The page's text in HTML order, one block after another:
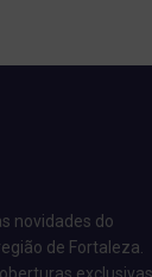
novidades do
de Fortaleza.
exclusivas